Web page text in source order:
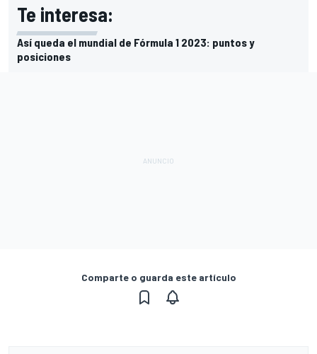
Te interesa:
Así queda el mundial de Fórmula 1 2023: puntos y
posiciones
Comparte o guarda este artículo